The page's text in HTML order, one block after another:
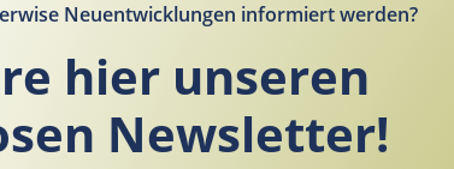
Neuentwicklungen informiert werden?
hier unseren
Newsletter!